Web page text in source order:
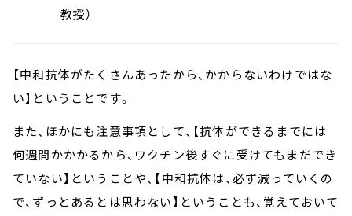
教授）
【中和抗体がたくさんあったから、かからないわけではな
い】ということです。
また、ほかにも注意事項として、【抗体ができるまでには
何週間かかかるから、ワクチン後すぐに受けてもまだでき
ていない】ということや、【中和抗体は、必ず減っていくの
で、ずっとあるとは思わない】ということも、覚えておいて